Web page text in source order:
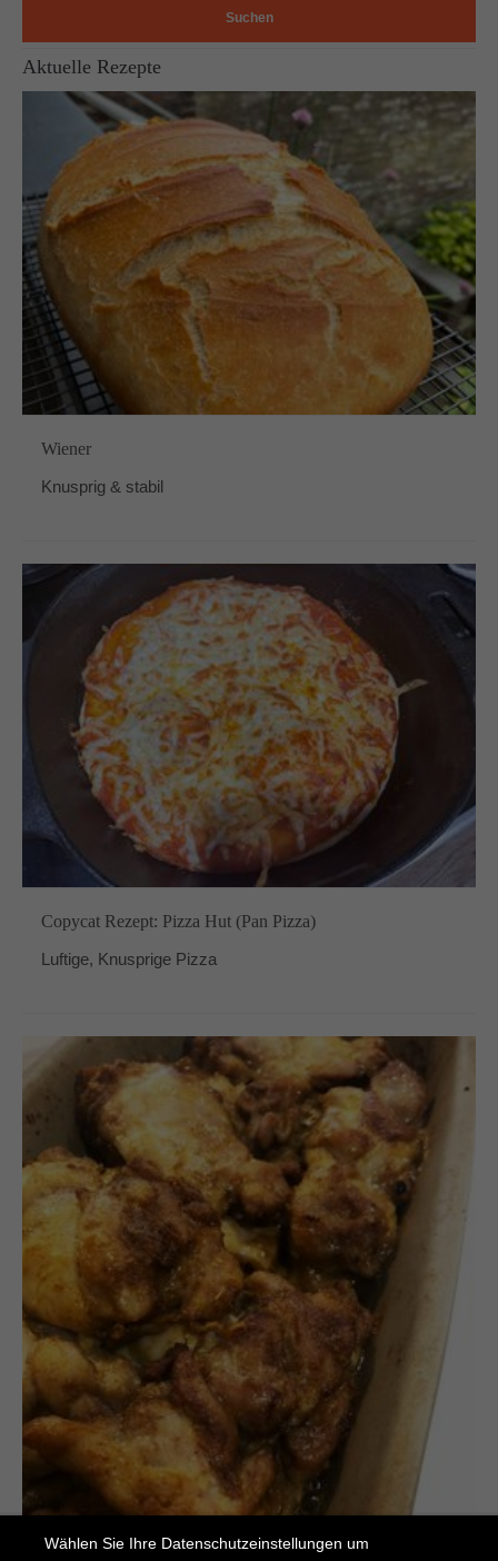
Suchen
Aktuelle Rezepte
Wiener
Knusprig & stabil
Copycat Rezept: Pizza Hut (Pan Pizza)
Luftige, Knusprige Pizza
Wählen Sie Ihre Datenschutzeinstellungen um